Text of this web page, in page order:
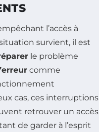
l’accès à
survient, il est
le problème
comme
cas, ces interruptions
retrouver un accès
de garder à l’esprit